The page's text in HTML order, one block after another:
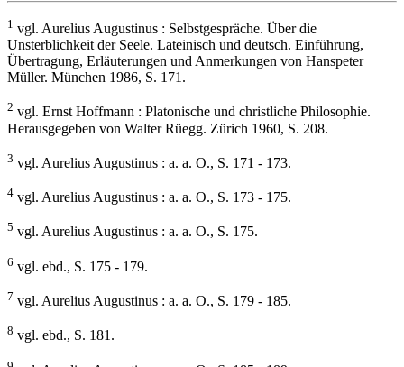
1 vgl. Aurelius Augustinus : Selbstgespräche. Über die
Unsterblichkeit der Seele. Lateinisch und deutsch. Einführung,
Übertragung, Erläuterungen und Anmerkungen von Hanspeter
Müller. München 1986, S. 171.
2 vgl. Ernst Hoffmann : Platonische und christliche Philosophie.
Herausgegeben von Walter Rüegg. Zürich 1960, S. 208.
3 vgl. Aurelius Augustinus : a. a. O., S. 171 - 173.
4 vgl. Aurelius Augustinus : a. a. O., S. 173 - 175.
5 vgl. Aurelius Augustinus : a. a. O., S. 175.
6 vgl. ebd., S. 175 - 179.
7 vgl. Aurelius Augustinus : a. a. O., S. 179 - 185.
8 vgl. ebd., S. 181.